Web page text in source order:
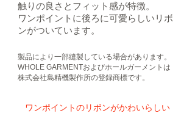
触りの良さとフィット感が特徴。
ワンポイントに後ろに可愛らしいリボ
ンがついています。
製品により一部縫製している場合があります。
​WHOLE GARMENTおよびホールガーメントは
株式会社島精機製作所の登録商標です。
​ワンポイントのリボンがかわいらしい